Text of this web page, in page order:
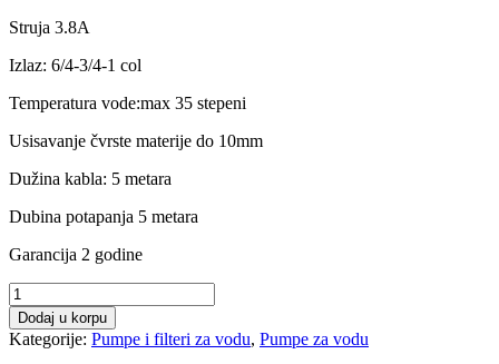
Struja 3.8A
Izlaz: 6/4-3/4-1 col
Temperatura vode:max 35 stepeni
Usisavanje čvrste materije do 10mm
Dužina kabla: 5 metara
Dubina potapanja 5 metara
Garancija 2 godine
Muljna
pumpa
STS
800
Dodaj u korpu
Kategorije: Pumpe i filteri za vodu, Pumpe za vodu